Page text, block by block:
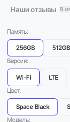
Наши отзывы В
Память:
256GB 512GB
Версия:
Wi-Fi
LTE
Цвет:
Space Black
Модель: